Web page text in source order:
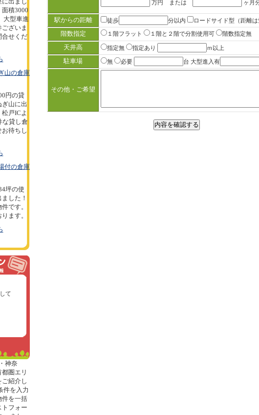
出まし
積3000
大型車進
ざいま
合せくだ
山の倉庫
円の貸
ぎ山に出
戸ICよ
な貸し倉
待ちし
付の倉庫
坪の使
した！
です。
ます。
て
神奈
圏エリ
紹介し
件を入力
件を一括
トフォー
万円 または
ヶ月
駅からの距離 徒歩 分以内 ロードサイド型（距離は
階数指定 １階フラット １階と２階で分割使用可 階数指定無
天井高 指定無 指定あり ｍ以上
駐車場 無 必要 台 大型進入有
その他・ご希望